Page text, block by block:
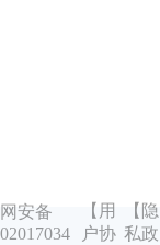
安备
【用
户协
【隐
私政